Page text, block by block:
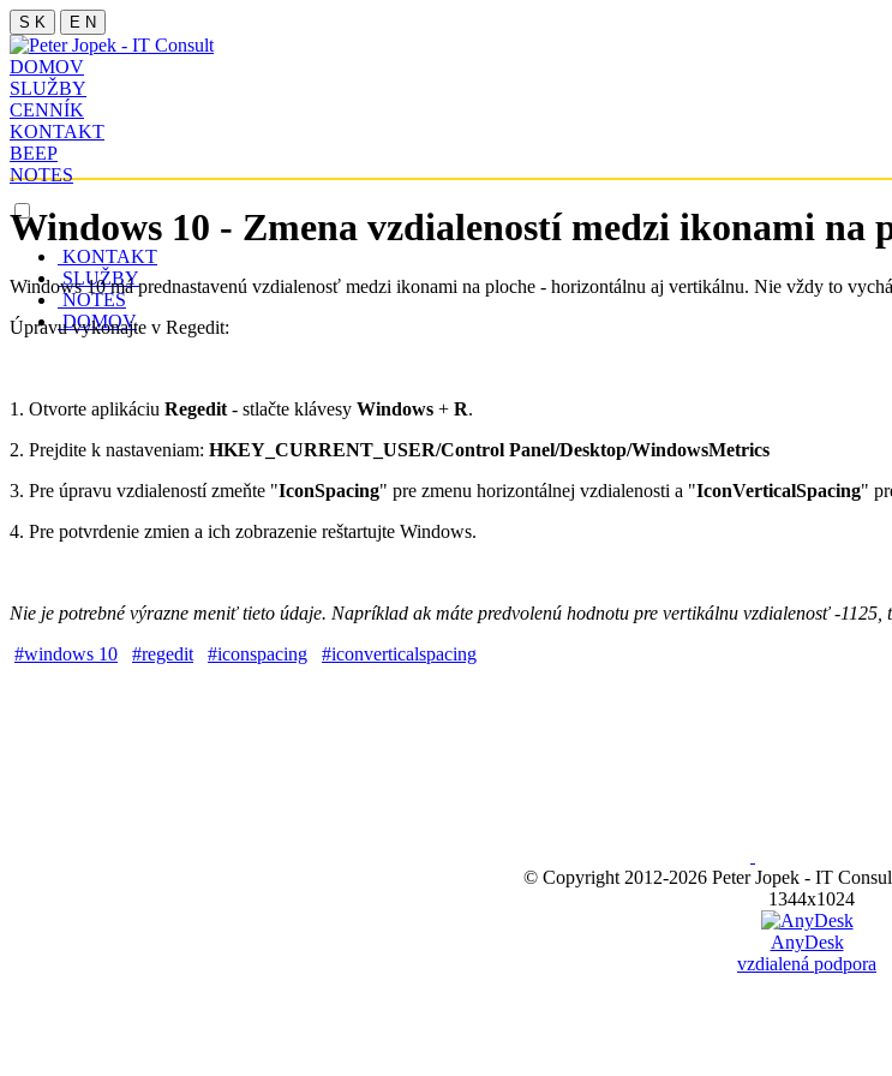
S K E N
DOMOV
SLUŽBY
CENNÍK
KONTAKT
BEEP
NOTES
KONTAKT
SLUŽBY
NOTES
DOMOV
Windows 10 - Zmena vzdialeností medzi ikonami na
Windows 10 má prednastavenú vzdialenosť medzi ikonami na ploche - horizontálnu aj vertikálnu. Nie vždy to
Úpravu vykonajte v Regedit:
1. Otvorte aplikáciu Regedit - stlačte klávesy Windows + R.
2. Prejdite k nastaveniam: HKEY_CURRENT_USER/Control Panel/Desktop/WindowsMetrics
3. Pre úpravu vzdialeností zmeňte "IconSpacing" pre zmenu horizontálnej vzdialenosti a "IconVerticalSpacing"
4. Pre potvrdenie zmien a ich zobrazenie reštartujte Windows.
Nie je potrebné výrazne meniť tieto údaje. Napríklad ak máte predvolenú hodnotu pre vertikálnu vzdialenosť -
#windows 10 #regedit #iconspacing #iconverticalspacing
© Copyright 2012-2026 Peter Jopek - IT
1344x1024
AnyDesk
vzdialená podpora